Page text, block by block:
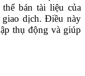
bán tài liệu của
dịch. Điều này
thụ động và giúp